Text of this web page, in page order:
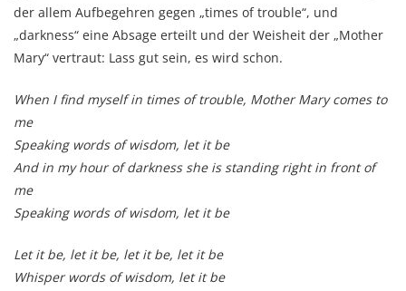
der allem Aufbegehren gegen „times of trouble“, und
„darkness“ eine Absage erteilt und der Weisheit der „Mother
Mary“ vertraut: Lass gut sein, es wird schon.
When I find myself in times of trouble, Mother Mary comes to
me
Speaking words of wisdom, let it be
And in my hour of darkness she is standing right in front of
me
Speaking words of wisdom, let it be
Let it be, let it be, let it be, let it be
Whisper words of wisdom, let it be